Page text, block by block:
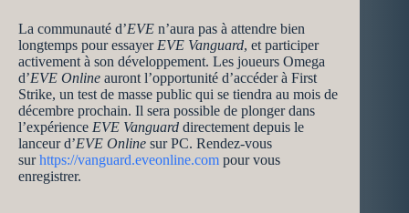
La communauté d’EVE n’aura pas à attendre bien
longtemps pour essayer EVE Vanguard, et participer
activement à son développement. Les joueurs Omega
d’EVE Online auront l’opportunité d’accéder à First
Strike, un test de masse public qui se tiendra au mois de
décembre prochain. Il sera possible de plonger dans
l’expérience EVE Vanguard directement depuis le
lanceur d’EVE Online sur PC. Rendez-vous
surhttps://vanguard.eveonline.com pour vous
enregistrer.